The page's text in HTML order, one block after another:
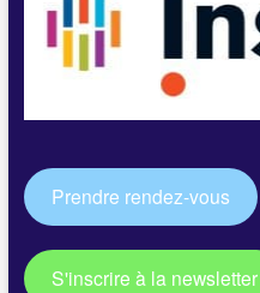
Prendre rendez-vous
S'inscrire à la newsletter